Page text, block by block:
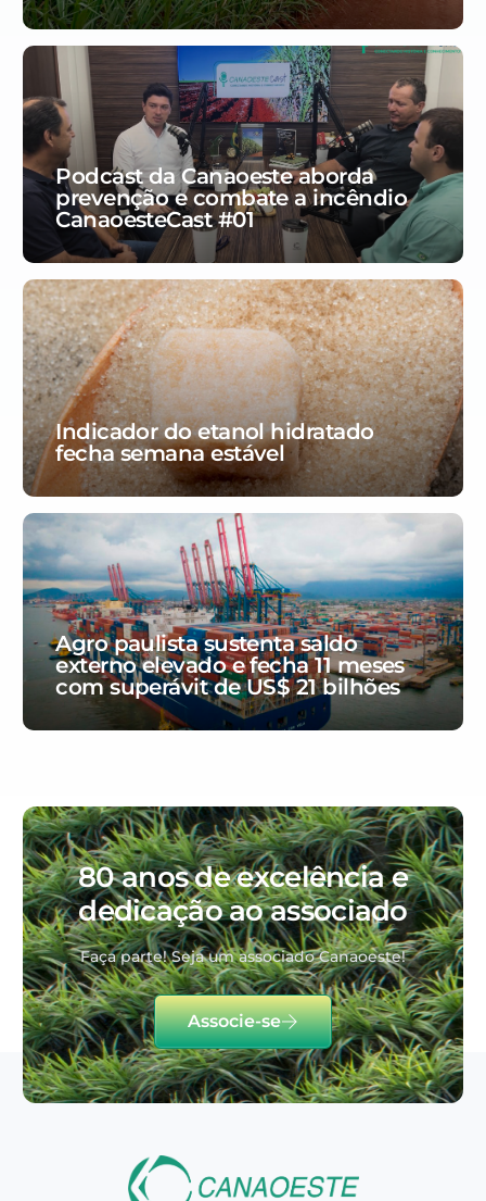
Podcast da Canaoeste aborda
prevenção e combate a incêndio
CanaoesteCast #01
Indicador do etanol hidratado
fecha semana estável
Agro paulista sustenta saldo
externo elevado e fecha 11 meses
com superávit de US$ 21 bilhões
80 anos de excelência e
dedicação ao associado
Faça parte! Seja um associado Canaoeste!
Associe-se